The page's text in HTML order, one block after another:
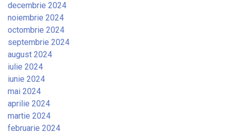
decembrie 2024
noiembrie 2024
octombrie 2024
septembrie 2024
august 2024
iulie 2024
iunie 2024
mai 2024
aprilie 2024
martie 2024
februarie 2024